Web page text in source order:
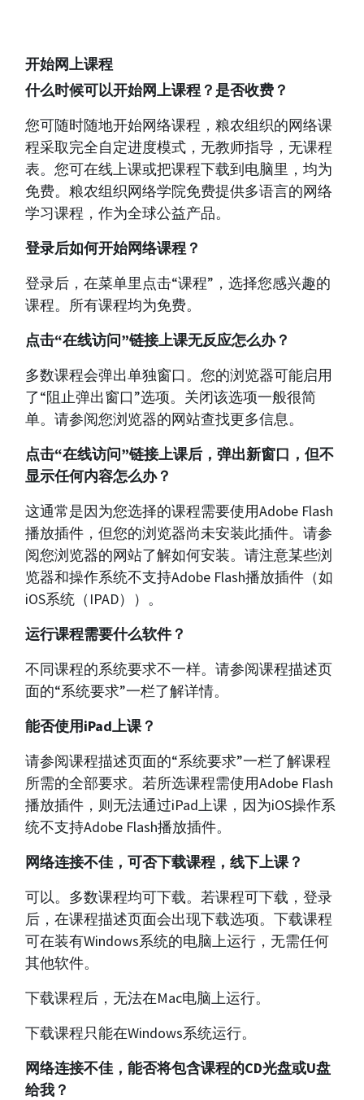
开始网上课程
什么时候可以开始网上课程？是否收费？
您可随时随地开始网络课程，粮农组织的网络课
程采取完全自定进度模式，无教师指导，无课程
表。您可在线上课或把课程下载到电脑里，均为
免费。粮农组织网络学院免费提供多语言的网络
学习课程，作为全球公益产品。
登录后如何开始网络课程？
登录后，在菜单里点击“课程”，选择您感兴趣的
课程。所有课程均为免费。
点击“在线访问”链接上课无反应怎么办？
多数课程会弹出单独窗口。您的浏览器可能启用
了“阻止弹出窗口”选项。关闭该选项一般很简
单。请参阅您浏览器的网站查找更多信息。
点击“在线访问”链接上课后，弹出新窗口，但不
显示任何内容怎么办？
这通常是因为您选择的课程需要使用Adobe Flash
播放插件，但您的浏览器尚未安装此插件。请参
阅您浏览器的网站了解如何安装。请注意某些浏
览器和操作系统不支持Adobe Flash播放插件（如
iOS系统（IPAD））。
运行课程需要什么软件？
不同课程的系统要求不一样。请参阅课程描述页
面的“系统要求”一栏了解详情。
能否使用iPad上课？
请参阅课程描述页面的“系统要求”一栏了解课程
所需的全部要求。若所选课程需使用Adobe Flash
播放插件，则无法通过iPad上课，因为iOS操作系
统不支持Adobe Flash播放插件。
网络连接不佳，可否下载课程，线下上课？
可以。多数课程均可下载。若课程可下载，登录
后，在课程描述页面会出现下载选项。下载课程
可在装有Windows系统的电脑上运行，无需任何
其他软件。
下载课程后，无法在Mac电脑上运行。
下载课程只能在Windows系统运行。
网络连接不佳，能否将包含课程的CD光盘或U盘
给我？